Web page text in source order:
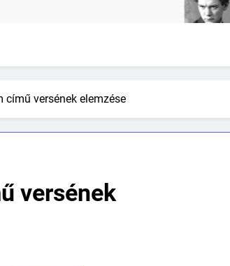
című versének elemzése
versének